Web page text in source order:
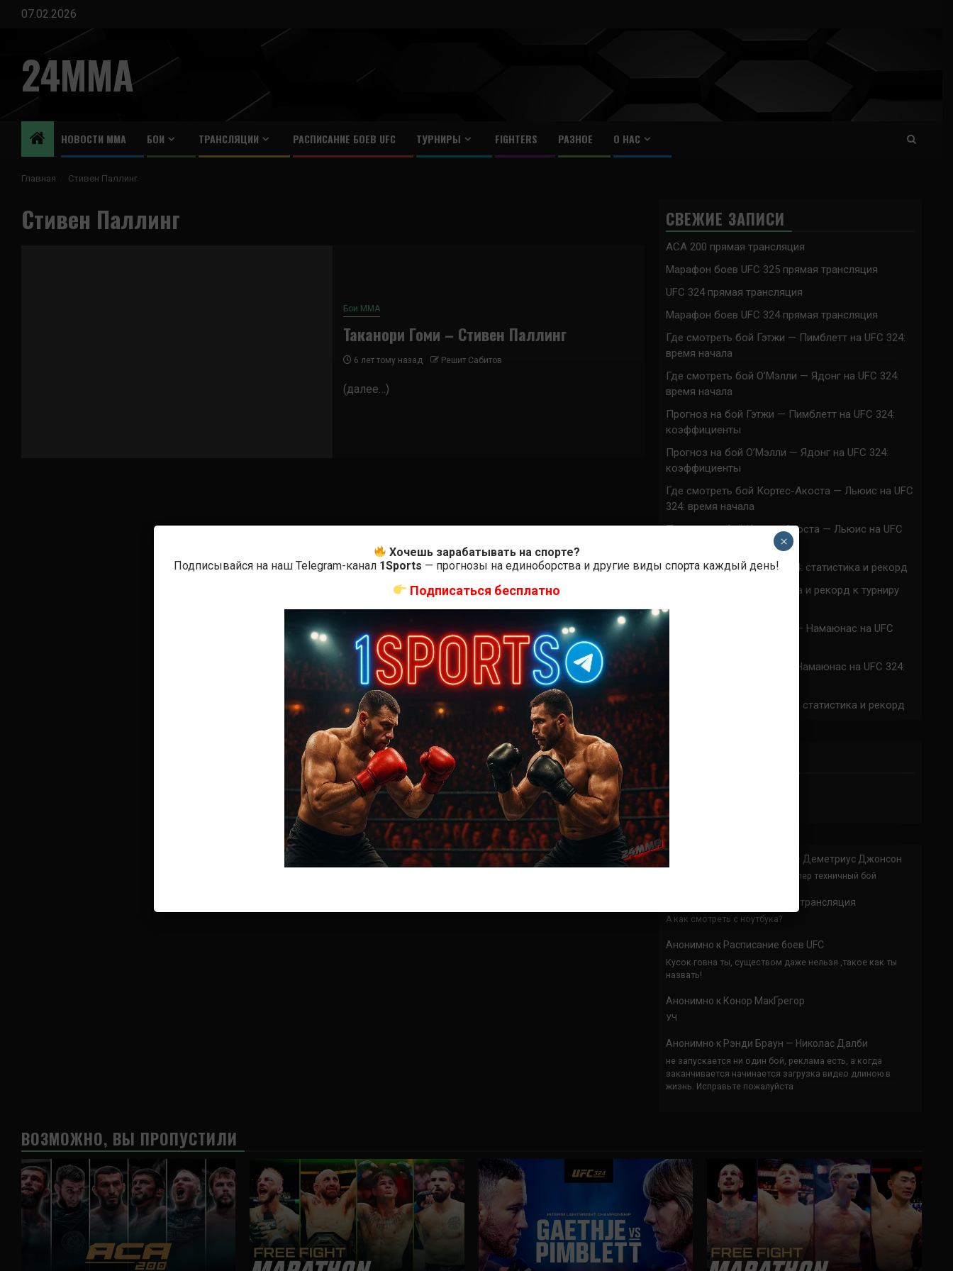
Перейти
содержимому
07.02.2026
24MMA
НОВОСТИ ММА БОИ ТРАНСЛЯЦИИ РАСПИСАНИЕ БОЕВ UFC ТУРНИРЫ FIGHTERS РАЗНОЕ О НАС
Главная Стивен Паллинг
Стивен Паллинг
Бои ММА
Таканори Гоми – Стивен Паллинг
6 лет тому назад Решит Сабитов
(далее…)
СВЕЖИЕ ЗАПИСИ
ACA 200 прямая трансляция
Марафон боев UFC 325 прямая трансляция
UFC 324 прямая трансляция
Марафон боев UFC 324 прямая трансляция
Где смотреть бой Гэтжи — Пимблетт на UFC 324:
время начала
Где смотреть бой О’Мэлли — Ядонг на UFC 324:
время начала
Прогноз на бой Гэтжи — Пимблетт на UFC 324:
коэффициенты
Прогноз на бой О’Мэлли — Ядонг на UFC 324:
коэффициенты
Где смотреть бой Кортес-Акоста — Льюис на UFC
324: время начала
Прогноз на бой Кортес-Акоста — Льюис на UFC
Наталья Сильва на UFC 324: статистика и рекорд
Роуз Намаюнас: статистика и рекорд к турниру
Где смотреть бой Сильва — Намаюнас на UFC
Прогноз на бой Сильва — Намаюнас на UFC 324:
Арнольд Аллен на UFC 324: статистика и рекорд
Анонимно Доминик Круз — Деметриус Джонсон
Спасибо что выложили этот супер техничный бой
UFC 324 прямая трансляция
А как смотреть с ноутбука?
Анонимно к Расписание боев UFC
Кусок говна ты, существом даже нельзя ,такое как ты
назвать!
Анонимно к Конор МакГрегор
УЧ
Анонимно к Рэнди Браун — Николас Далби
не запускается ни один бой, реклама есть, а когда
заканчивается начинается загрузка видео длиною в
жизнь. Исправьте пожалуйста
ВОЗМОЖНО, ВЫ ПРОПУСТИЛИ
Хочешь зарабатывать на спорте?
Подписывайся на наш Telegram-канал 1Sports — прогнозы на единоборства и другие виды спорта каждый день!
Подписаться бесплатно
×